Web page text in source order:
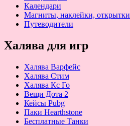
Календари
Магниты, наклейки, открытки
Путеводители
Халява для игр
Халява Варфейс
Халява Стим
Халява Кс Го
Вещи Дота 2
Кейсы Pubg
Паки Hearthstone
Бесплатные Танки